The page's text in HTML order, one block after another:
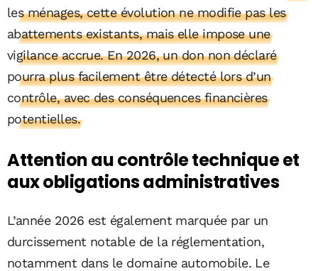
les ménages, cette évolution ne modifie pas les
abattements existants, mais elle impose une
vigilance accrue. En 2026, un don non déclaré
pourra plus facilement être détecté lors d’un
contrôle, avec des conséquences financières
potentielles.
Attention au contrôle technique et
aux obligations administratives
L’année 2026 est également marquée par un
durcissement notable de la réglementation,
notamment dans le domaine automobile. Le